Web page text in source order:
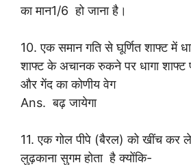
का मान1/6 हो जाना है।
10. एक समान गति से घूर्णित शाफ्ट में
शाफ्ट के अचानक रुकने पर धागा शाफ्ट
और गेंद का कोणीय वेग
Ans. बढ़ जायेगा
11. एक गोल पीपे (बैरल) को खींच कर ले
लुढ़काना सुगम होता है क्योंकि-